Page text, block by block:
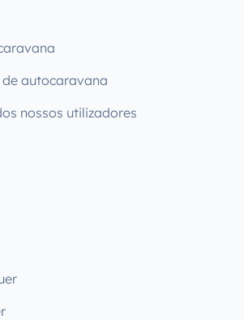
autocaravana
nossos utilizadores